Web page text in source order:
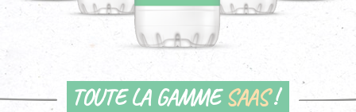
TOUTE LA GAMMESAAS!